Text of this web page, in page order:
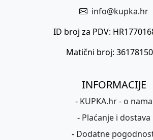
info@kupka.hr
ID broj za PDV:
Matični broj:
INFORMACIJE
- KUPKA.hr - o nama
- Plaćanje i dostava
- Dodatne